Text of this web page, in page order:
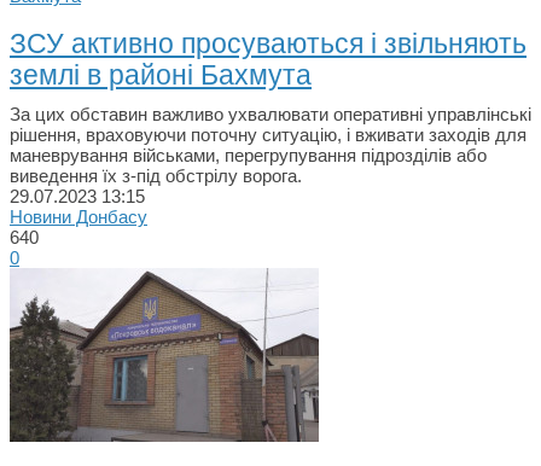
ЗСУ активно просуваються і звільняють
землі в районі Бахмута
За цих обставин важливо ухвалювати оперативні управлінські
рішення, враховуючи поточну ситуацію, і вживати заходів для
маневрування військами, перегрупування підрозділів або
виведення їх з-під обстрілу ворога.
29.07.2023 13:15
Новини Донбасу
640
0